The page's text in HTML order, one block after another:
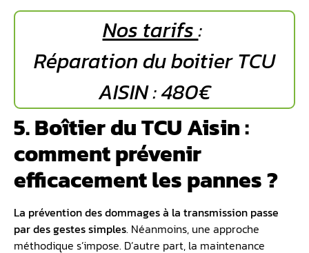
Nos tarifs:
Réparation du boitier TCU
AISIN : 480€
5. Boîtier du TCU Aisin :
comment prévenir
efficacement les pannes ?
La prévention des dommages à la transmission passe
par des gestes simples. Néanmoins, une approche
méthodique s’impose. D’autre part, la maintenance